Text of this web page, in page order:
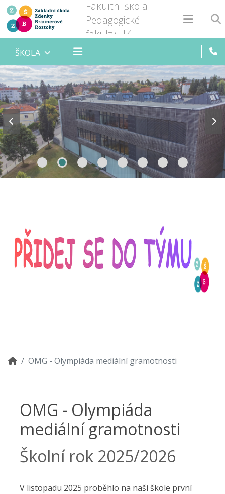
Fakultní škola
Pedagogické
fakulty UK
ŠKOLA
OMG - Olympiáda mediální gramotnosti
OMG - Olympiáda
mediální gramotnosti
Školní rok 2025/2026
V listopadu 2025 proběhlo na naší škole první